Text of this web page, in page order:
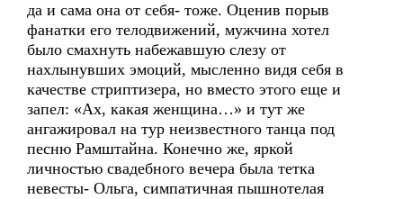
да и сама она от себя- тоже. Оценив порыв
фанатки его телодвижений, мужчина хотел
было смахнуть набежавшую слезу от
нахлынувших эмоций, мысленно видя себя в
качестве стриптизера, но вместо этого еще и
запел: «Ах, какая женщина…» и тут же
ангажировал на тур неизвестного танца под
песню Рамштайна. Конечно же, яркой
личностью свадебного вечера была тетка
невесты- Ольга, симпатичная пышнотелая